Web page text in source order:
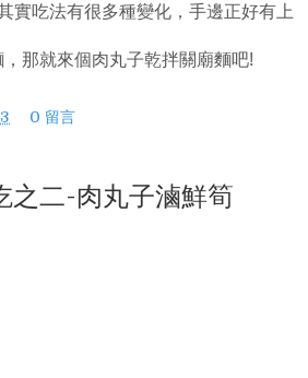
實吃法有很多種變化，手邊正好有上
那就來個肉丸子乾拌關廟麵吧!
0 留言
之二-肉丸子滷鮮筍